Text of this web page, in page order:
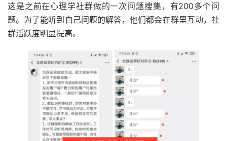
这是之前在心理学社群做的一次问题搜集，有200多个问
题。为了能听到自己问题的解答，他们都会在群里互动，社
群活跃度明显提高。